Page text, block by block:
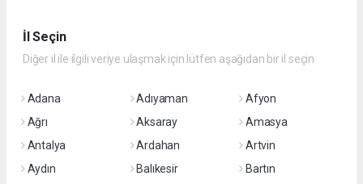
İl Seçin
Diğer il ile ilgili veriye ulaşmak için lütfen aşağıdan bir il seçin
Adana Adıyaman
Afyon
Ağrı
Aksaray
Amasya
Antalya
Ardahan
Artvin
Aydın
Balıkesir
Bartın